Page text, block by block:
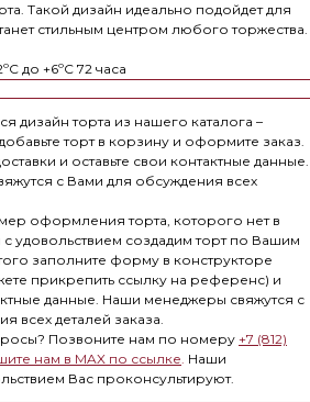
Такой дизайн идеально подойдет для
стильным центром любого торжества.
до +6ºС 72 часа
дизайн торта из нашего каталога –
торт в корзину и оформите заказ.
и оставьте свои контактные данные.
с Вами для обсуждения всех
оформления торта, которого нет в
удовольствием создадим торт по Вашим
заполните форму в конструкторе
прикрепить ссылку на референс) и
данные. Наши менеджеры свяжутся с
всех деталей заказа.
Позвоните нам по номеру +7 (812)
нам в MAX по ссылке. Наши
Вас проконсультируют.